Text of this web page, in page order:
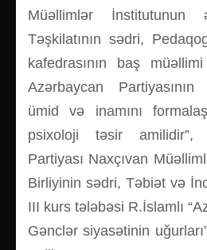
Müəllimlər
Təşkilatının sədri,
kafedrasının baş
Azərbaycan Partiyasının
ümid və inamını
psixoloji təsir amilidir”,
Partiyası Naxçıvan
Birliyinin sədri, Təbiət və
III kurs tələbəsi R.İslamlı
Gənclər siyasətinin